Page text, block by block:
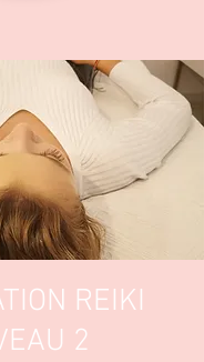
REIKI
2